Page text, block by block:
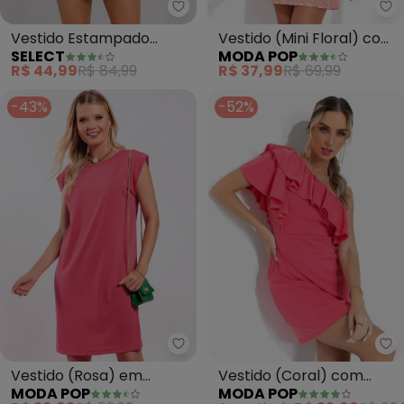
Select - Vestido Estampado
Vestido Estampado
Decote em V (Rosa)
SELECT
R$ 44,99R$ 84,99
Vestido (Mini Floral) com
Decote Quadrado
MODA POP
R$ 37,99R$ 69,99
-43%
Moda Pop - Vestido (Rosa) em
Vestido (Rosa) em
Poliviscose
MODA POP
-52%
Vestido (Coral) com
Decote Assimétrico
MODA POP